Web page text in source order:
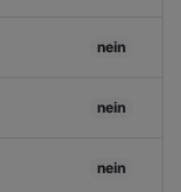
nein
nein
nein